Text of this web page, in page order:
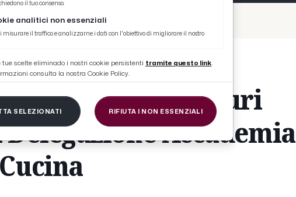
la Delegazione Accademia italiana della Cucina
scambio degli auguri
Accademia
il tuo consenso.
analitici non essenziali
misurare il traffico e analizzarne i dati con l'obiettivo di migliorare il nostro
tue scelte eliminado i nostri cookie persistenti tramite questo link.
consulta la nostra Cookie Policy.
SELEZIONATI RIFIUTA I NON ESSENZIALI